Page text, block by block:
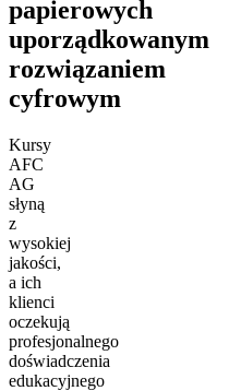
papierowych
uporządkowanym
rozwiązaniem
cyfrowym
Kursy
AFC
AG
słyną
z
wysokiej
jakości,
a ich
klienci
oczekują
profesjonalnego
doświadczenia
edukacyjnego